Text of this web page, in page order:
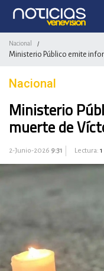
Nacional /
Ministerio Público emite
Nacional
Ministerio
muerte de
2-Junio-2026 9:31 Lectura: